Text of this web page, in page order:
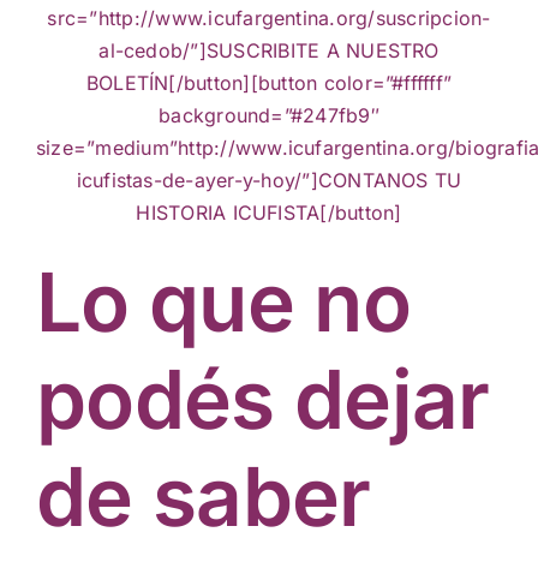
src=”http://www.icufargentina.org/suscripcion-
al-cedob/”]SUSCRIBITE A NUESTRO
BOLETÍN[/button][button color=”#ffffff”
background=”#247fb9″
size=”medium”http://www.icufargentina.org/
icufistas-de-ayer-y-hoy/”]CONTANOS TU
HISTORIA ICUFISTA[/button]
Lo que no
podés dejar
de saber